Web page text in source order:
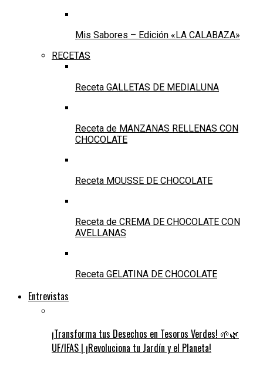
Mis Sabores – Edición «LA CALABAZA»
RECETAS
Receta GALLETAS DE MEDIALUNA
Receta de MANZANAS RELLENAS CON
CHOCOLATE
Receta MOUSSE DE CHOCOLATE
Receta de CREMA DE CHOCOLATE CON
AVELLANAS
Receta GELATINA DE CHOCOLATE
Entrevistas
¡Transforma tus Desechos en Tesoros Verdes! 🌱🌿
UF/IFAS | ¡Revoluciona tu Jardín y el Planeta!